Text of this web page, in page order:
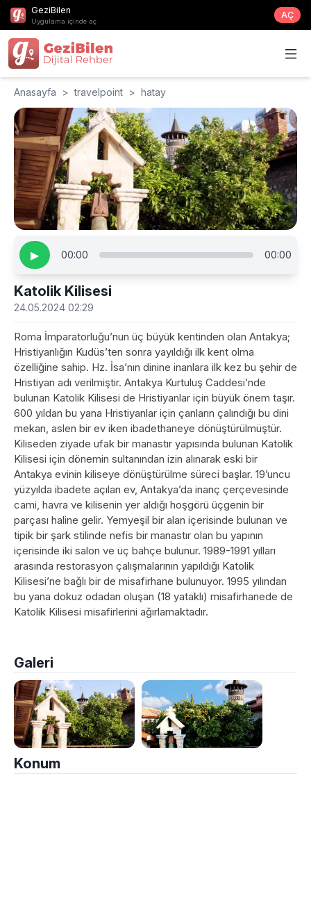
GeziBilen
Uygulama içinde aç
AÇ
Anasayfa > travelpoint > hatay
▶ 00:00 00:00
Katolik Kilisesi
24.05.2024 02:29
Roma İmparatorluğu’nun üç büyük kentinden olan Antakya;
Hristiyanlığın Kudüs’ten sonra yayıldığı ilk kent olma
özelliğine sahip. Hz. İsa’nın dinine inanlara ilk kez bu şehir de
Hristiyan adı verilmiştir. Antakya Kurtuluş Caddesi’nde
bulunan Katolik Kilisesi de Hristiyanlar için büyük önem taşır.
600 yıldan bu yana Hristiyanlar için çanların çalındığı bu dini
mekan, aslen bir ev iken ibadethaneye dönüştürülmüştür.
Kiliseden ziyade ufak bir manastır yapısında bulunan Katolik
Kilisesi için dönemin sultanından izin alınarak eski bir
Antakya evinin kiliseye dönüştürülme süreci başlar. 19’uncu
yüzyılda ibadete açılan ev, Antakya’da inanç çerçevesinde
cami, havra ve kilisenin yer aldığı hoşgörü üçgenin bir
parçası haline gelir. Yemyeşil bir alan içerisinde bulunan ve
tipik bir şark stilinde nefis bir manastır olan bu yapının
içerisinde iki salon ve üç bahçe bulunur. 1989-1991 yılları
arasında restorasyon çalışmalarının yapıldığı Katolik
Kilisesi’ne bağlı bir de misafirhane bulunuyor. 1995 yılından
bu yana dokuz odadan oluşan (18 yataklı) misafirhanede de
Katolik Kilisesi misafirlerini ağırlamaktadır.
Galeri
Konum